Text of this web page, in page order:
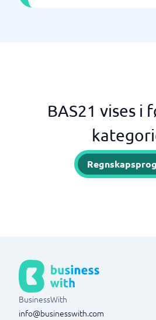
BAS21 vises i
BusinessWith
info@businesswith.com